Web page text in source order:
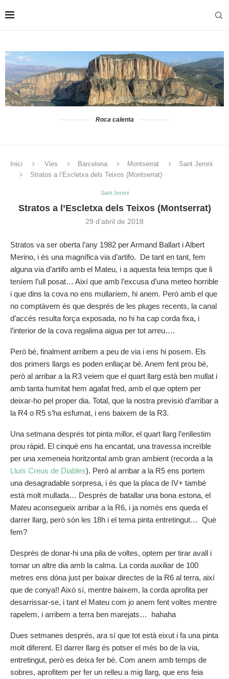
Roca calenta
Inici Vies Barcelona Montserrat
Sant Jeroni
Stratos a l’Escletxa dels Teixos (Montserrat)
Sant Jeroni
Stratos a l’Escletxa dels Teixos (Montserrat)
29 d'abril de 2018
Stratos va ser oberta l’any 1982 per Armand Ballart i Albert
Merino, i és una magnífica via d’artifo. De tant en tant, fem
alguna via d’artifo amb el Mateu, i a aquesta feia temps que li
teníem l’ull posat… Així que amb l’excusa d’una meteo horrible
i que dins la cova no ens mullaríem, hi anem. Però amb el que
no comptàvem és que després de les pluges recents, la canal
d’accés resulta força exposada, no hi ha cap corda fixa, i
l’interior de la cova regalima aigua per tot arreu….
Però bé, finalment arribem a peu de via i ens hi posem. Els
dos primers llargs es poden enllaçar bé. Anem fent prou bé,
però al arribar a la R3 veiem que el quart llarg està ben mullat i
amb tanta humitat hem agafat fred, amb el que optem per
deixar-ho pel proper dia. Total, que la nostra previsió d’arribar a
la R4 o R5 s’ha esfumat, i ens baixem de la R3.
Una setmana després tot pinta millor, el quart llarg l’enllestim
prou ràpid. El cinquè ens ha encantat, una travessa increïble
per una xemeneia horitzontal amb gran ambient (recorda a la
Lluís Creus de Diables). Però al arribar a la R5 ens portem
una desagradable sorpresa, i és que la placa de IV+ també
està molt mullada… Després de batallar una bona estona, el
Mateu aconsegueix arribar a la R6, i ja només ens queda el
darrer llarg, però són les 18h i el tema pinta entretingut… Què
fem?
Després de donar-hi una pila de voltes, optem per tirar avall i
tornar un altre dia amb la calma. La corda auxiliar de 100
metres ens dóna just per baixar directes de la R6 al terra, així
que de conya!! Això sí, mentre baixem, la corda aprofita per
desarrissar-se, i tant el Mateu com jo anem fent voltes mentre
rapelem, i arribem a terra ben marejats… hahaha
Dues setmanes després, ara sí que tot està eixut i fa una pinta
molt diferent. El darrer llarg és potser el més bo de la via,
entretingut, però es deixa fer bé. Com anem amb temps de
sobres, aprofitem per fer un relleu a mig llarg, que ens feia